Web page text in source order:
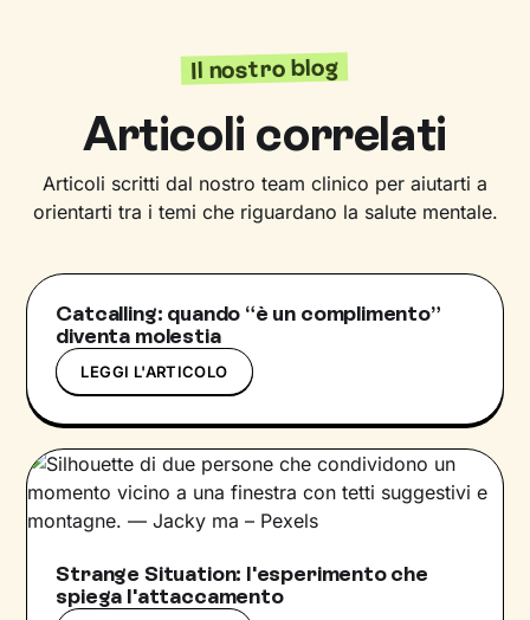
Il nostro blog
Articoli correlati
Articoli scritti dal nostro team clinico per aiutarti a
orientarti tra i temi che riguardano la salute mentale.
Catcalling: quando “è un complimento”
diventa molestia
LEGGI L'ARTICOLO
Strange Situation: l'esperimento che
spiega l'attaccamento